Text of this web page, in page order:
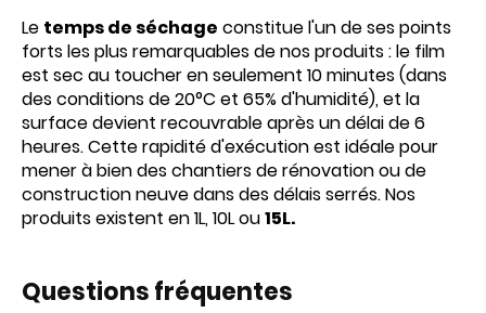
Le temps de séchage constitue l'un de ses points
forts les plus remarquables de nos produits : le film
est sec au toucher en seulement 10 minutes (dans
des conditions de 20°C et 65% d'humidité), et la
surface devient recouvrable après un délai de 6
heures. Cette rapidité d'exécution est idéale pour
mener à bien des chantiers de rénovation ou de
construction neuve dans des délais serrés. Nos
produits existent en 1L, 10L ou15L.
Questions fréquentes